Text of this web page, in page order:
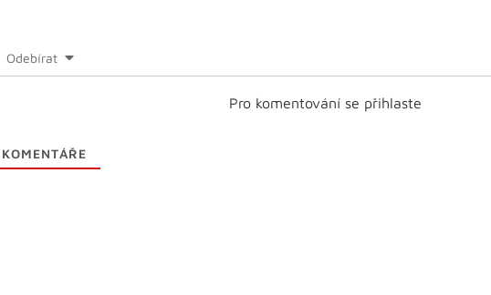
Odebírat
Pro komentování se přihlaste
KOMENTÁŘE